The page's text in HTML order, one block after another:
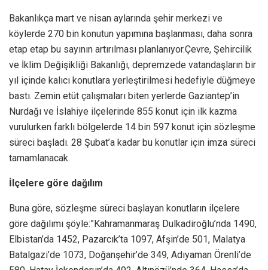
Bakanlıkça mart ve nisan aylarında şehir merkezi ve
köylerde 270 bin konutun yapımına başlanması, daha sonra
etap etap bu sayının artırılması planlanıyor.Çevre, Şehircilik
ve İklim Değişikliği Bakanlığı, depremzede vatandaşların bir
yıl içinde kalıcı konutlara yerleştirilmesi hedefiyle düğmeye
bastı. Zemin etüt çalışmaları biten yerlerde Gaziantep’in
Nurdağı ve İslahiye ilçelerinde 855 konut için ilk kazma
vurulurken farklı bölgelerde 14 bin 597 konut için sözleşme
süreci başladı. 28 Şubat’a kadar bu konutlar için imza süreci
tamamlanacak.
İlçelere göre dağılım
Buna göre, sözleşme süreci başlayan konutların ilçelere
göre dağılımı şöyle:”Kahramanmaraş Dulkadiroğlu’nda 1490,
Elbistan’da 1452, Pazarcık’ta 1097, Afşin’de 501, Malatya
Batalgazi’de 1073, Doğanşehir’de 349, Adıyaman Örenli’de